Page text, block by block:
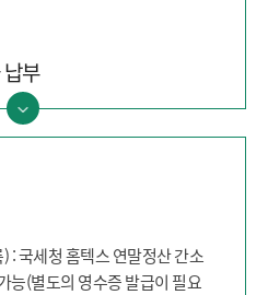
부
: 국세청 홈텍스 연말정산 간소
능(별도의 영수증 발급이 필요